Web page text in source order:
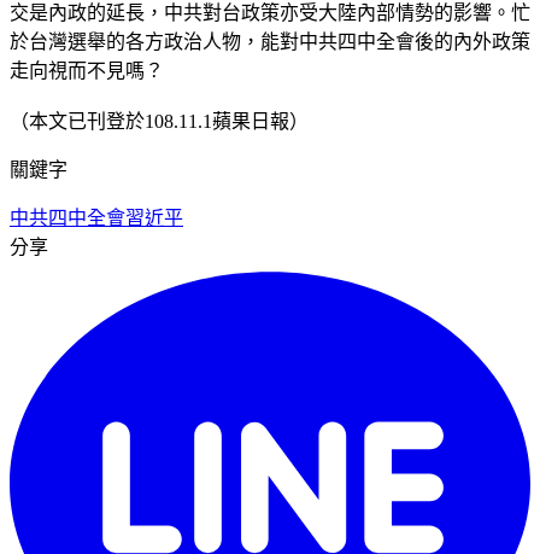
交是內政的延長，中共對台政策亦受大陸內部情勢的影響。忙
於台灣選舉的各方政治人物，能對中共四中全會後的內外政策
走向視而不見嗎？
（本文已刊登於108.11.1蘋果日報）
關鍵字
中共四中全會習近平
分享